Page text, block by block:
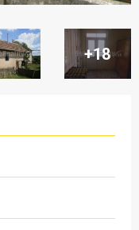
+18